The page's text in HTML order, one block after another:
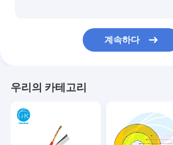
계속하다
우리의 카테고리